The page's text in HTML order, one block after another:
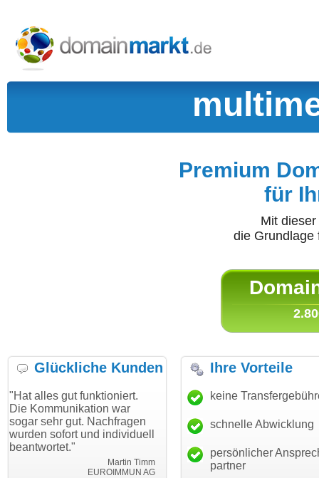
Premium
für
Mit
die
Glückliche Kunden
funktioniert.
war
Nachfragen
und individuell
EUROIMMUN AG
"Danke für den schnellen
Transfer und guten Service!"
Thomas Schäfer
i can eckert communication GmbH
"Ich bin
haben.
mein
Ihre Vorteile
keine
schnelle Abwicklung
persönlicher
partner